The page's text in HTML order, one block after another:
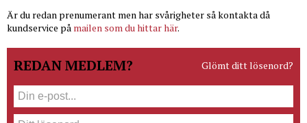
Är du redan prenumerant men har svårigheter så kontakta då
kundservice på mailen som du hittar här.
REDAN MEDLEM? Glömt ditt lösenord?